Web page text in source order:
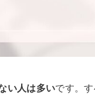
い人は多いです。